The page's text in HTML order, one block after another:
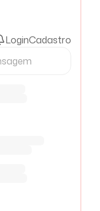
LoginCadastro